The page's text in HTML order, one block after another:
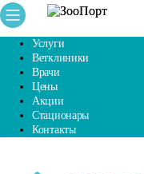
Услуги
Ветклиники
Врачи
Цены
Акции
Стационары
Контакты